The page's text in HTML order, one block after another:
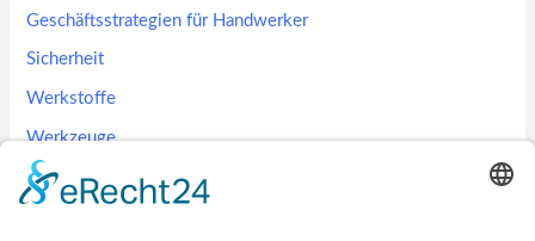
Geschäftsstrategien für Handwerker
Sicherheit
Werkstoffe
Werkzeuge